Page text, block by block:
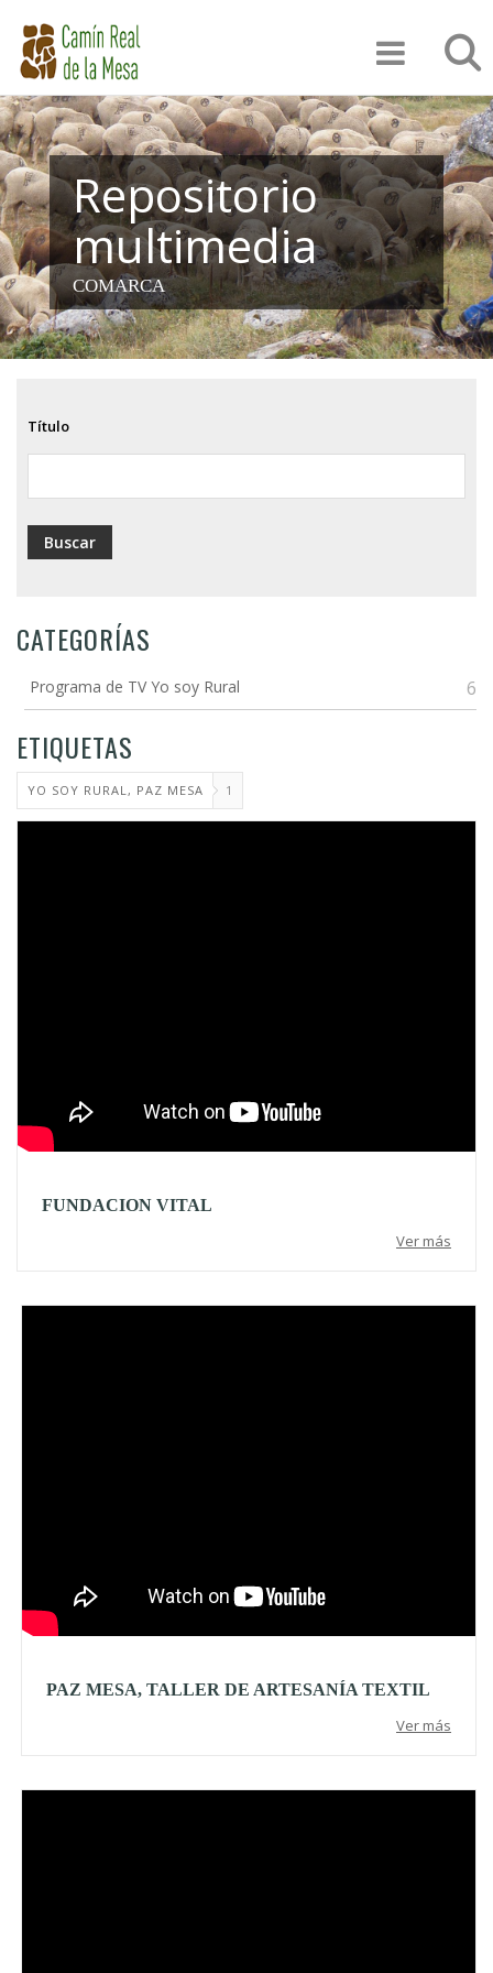
contenido
principal
Repositorio
multimedia
COMARCA
Título
CATEGORÍAS
Programa de TV Yo soy Rural 6
ETIQUETAS
YO SOY RURAL, PAZ MESA 1
FUNDACION VITAL
Ver más
PAZ MESA, TALLER DE ARTESANÍA TEXTIL
Ver más